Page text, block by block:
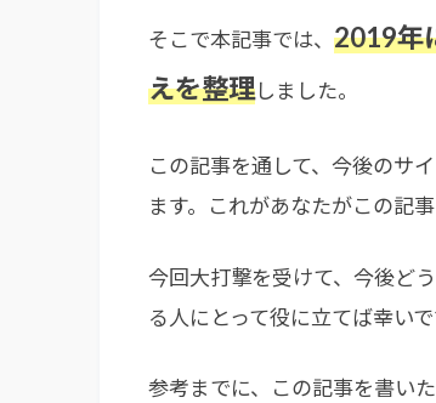
そこで本記事では、 2019年
えを整理しました。
この記事を通して、今後のサ
ます。これがあなたがこの記
今回大打撃を受けて、今後ど
る人にとって役に立てば幸いで
参考までに、この記事を書い